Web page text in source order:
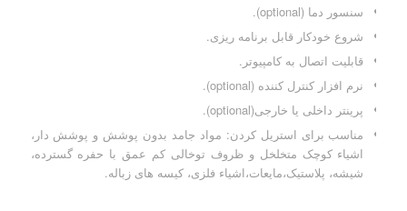
سنسور دما (optional).
شروع خودکار قابل برنامه ریزی.
قابلیت اتصال به کامپیوتر.
نرم افزار کنترل کننده (optional).
پرینتر داخلی یا خارجی(optional).
مناسب برای استریل کردن: مواد جامد بدون پوشش و پوشش دار،
اشیاء کوچک متخلخل و ظروف توخالی کم عمق با حفره گسترده،
شیشه، پلاستیک،مایعات،اشیاء فلزی، کیسه های زباله.